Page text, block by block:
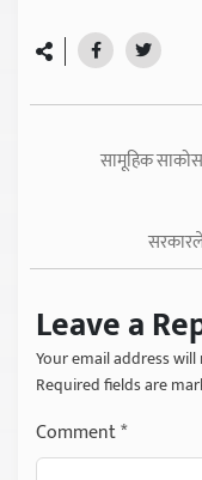
सामूहिक
Leave a
Your email address
Required fields are
Comment*